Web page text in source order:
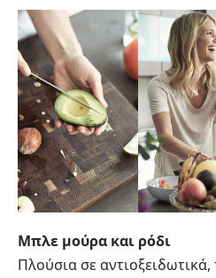
Μπλε μούρα και ρόδι
Πλούσια σε